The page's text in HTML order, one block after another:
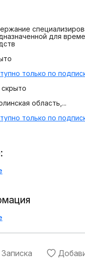
для
только по
область,...
только по
Записка